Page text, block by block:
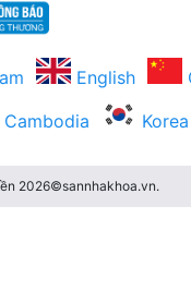
English
Korea
2026©sannhakhoa.vn.